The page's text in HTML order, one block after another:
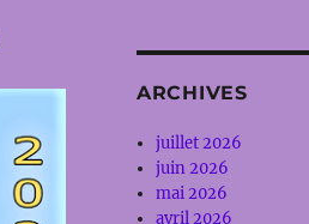
ARCHIVES
juillet 2026
juin 2026
mai 2026
avril 2026